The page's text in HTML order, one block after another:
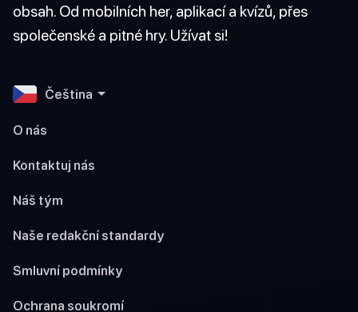
obsah. Od mobilních her, aplikací a kvízů, přes
společenské a pitné hry. Užívat si!
Čeština
O nás
Kontaktuj nás
Náš tým
Naše redakční standardy
Smluvní podmínky
Ochrana soukromí